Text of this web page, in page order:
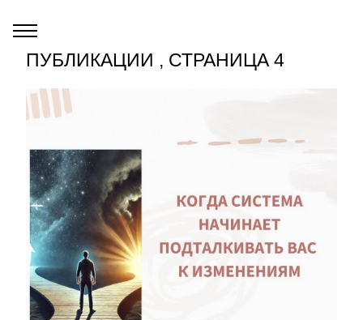
ПУБЛИКАЦИИ , СТРАНИЦА 4